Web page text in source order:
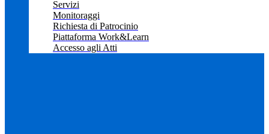
Servizi
Monitoraggi
Richiesta di Patrocinio
Piattaforma Work&Learn
Accesso agli Atti